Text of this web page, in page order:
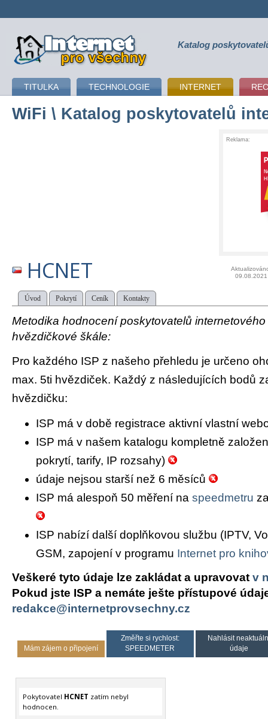
připojení k internetu Katalog
TITULKA TECHNOLOGIE INTERNET
WiFi \ Katalog poskytovatelů
Reklama:
HCNET
09.08.2021
Úvod Pokrytí Ceník Kontakty
Metodika hodnocení poskytovatelů
hvězdičkové škále:
Pro každého ISP z našeho přehledu je určeno
max. 5ti hvězdiček. Každý z následujících bodů
hvězdičku:
ISP má v době registrace aktivní vlastní
ISP má v našem katalogu kompletně
pokrytí, tarify, IP rozsahy)
údaje nejsou starší než 6 měsíců
ISP má alespoň 50 měření na speedmetru
ISP nabízí další doplňkovou službu (IPTV,
GSM, zapojení v programu Internet pro
Veškeré tyto údaje lze zakládat a upravovat v
Pokud jste ISP a nemáte ješte přístupové
redakce@internetprovsechny.cz
Mám zájem o připojení
Změřte si rychlost:
SPEEDMETER
Nahlásit
údaje
Pokytovatel HCNET zatím nebyl
hodnocen.